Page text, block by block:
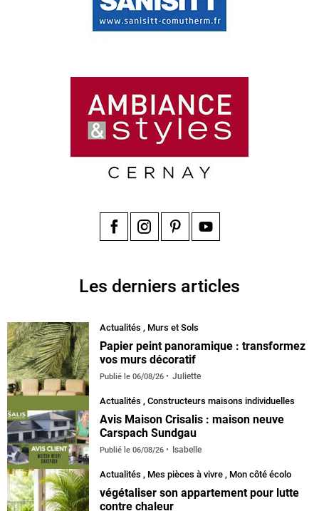
Les derniers articles
Actualités , Murs et Sols
Papier peint panoramique : transformez
vos murs décoratif
Publié le 06/08/26 Juliette
Actualités , Constructeurs maisons individuelles
Avis Maison Crisalis : maison neuve
Carspach Sundgau
Publié le 06/08/26 Isabelle
Actualités , Mes pièces à vivre , Mon côté écolo
végétaliser son appartement pour lutte
contre chaleur